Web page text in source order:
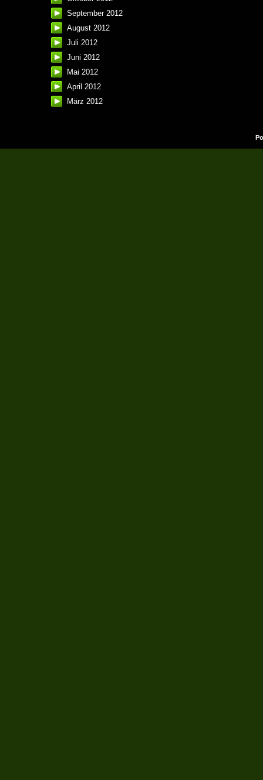
September 2012
August 2012
Juli 2012
Juni 2012
Mai 2012
April 2012
März 2012